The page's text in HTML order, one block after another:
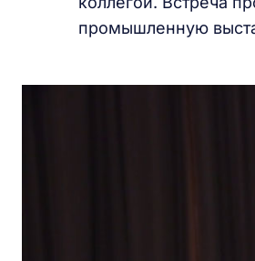
промышленную